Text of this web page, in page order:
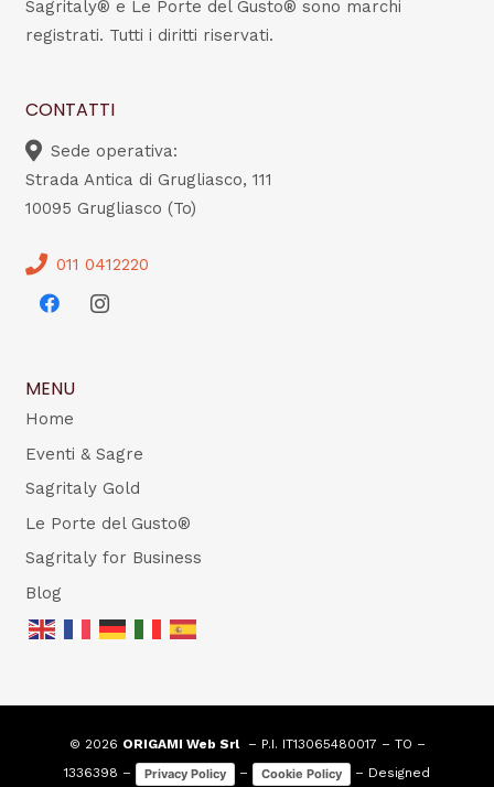
Sagritaly® e Le Porte del Gusto® sono marchi
registrati. Tutti i diritti riservati.
CONTATTI
Sede operativa:
Strada Antica di Grugliasco, 111
10095 Grugliasco (To)
011 0412220
MENU
Home
Eventi & Sagre
Sagritaly Gold
Le Porte del Gusto®
Sagritaly for Business
Blog
© 2026 ORIGAMI Web Srl– P.I. IT13065480017 – TO –
1336398 –
Privacy Policy – Cookie Policy – Designed